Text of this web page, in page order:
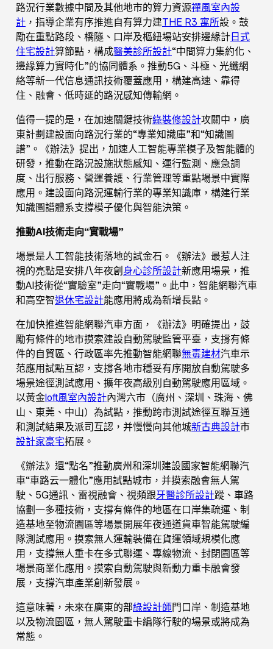
路況行業數據中間及其他地市的算力資源禪風室內設
計 ，指導企業有序推進自有算力建THE R3 寓所設。鼓
勵在重點路段、橋隧、口岸及樞紐場站安排邊緣計日式
住宅設計算節點，構成醫美診所設計“中間算力集約化、
邊緣算力實時化”的協同體系。推動5G、斗極、光纖網
絡等新一代信息通訊技術覆蓋應用，構建高速、靠得
住、融會、低時延的路況感知傳輸網。
值得一提的是，在加速關鍵技術綠裝修設計攻關中，廣
東計劃建設面向路況行業的“專業知識庫”和“知識圖
譜”。《辦法》提出，加速人工智能專業模子及智能體的
研發，推動在路況設施狀態感知、運行監測、應急調
度、出行服務、營運養護、行業管理等重點場景中實際
應用。建設面向路況運輸行業的專業知識庫，構建行業
知識圖譜體系支撐模子優化與智能決策。
推動AI技術走向“實戰場”
場景是人工智能技術落地的試金石。《辦法》最惹人注
視的亮點是安排八年夜創身心診所設計新應用場景，推
動AI技術從“實驗室”走向“實戰場”。此中，智能網聯汽車
和高空智退休宅設計能應用將成為新增長點。
在加快推進智能網聯汽車方面，《辦法》明確提出，鼓
勵有條件的地市摸索建設自動駕駛監管平臺，支撐有條
件的自貿區、行政區率先推動智能網聯無毒建材汽車示
范應用試點互認，支撐各地市穩妥有序開放自動駕駛多
場景途徑測試應用、擴年夜高級別自動駕駛應用區域。
以黃金loft風室內設計內灣六市（廣州、深圳、珠海、佛
山、東莞、中山）為試點，推動跨市測試途徑互聯互通
和測試結果及派司互認，并慢慢向其他城新古典設計市
設計家豪宅拓展。
《辦法》還“點名”推動廣州和深圳建設國家智能網聯汽
車“車路云一體化”應用試點城市，并摸索融會無人駕
駛、5G通訊、雷視融會、視頻跟牙醫診所設計蹤、車路
協劃一多種技術，支撐有條件的地區在口岸集疏運、制
造基地至物流園區等場景開展年夜通道貨車智能駕駛編
隊測試應用。摸索無人運輸裝備在貨運領域規模化應
用，支撐無人重卡在多式聯運、專線物流、封閉園區等
場景商業化應用。摸索自動駕駛與新動力重卡融會發
展，支撐汽車產業創新發展。
這意味著，未來在廣東的部綠設計師門口岸、制造基地
以及物流園區，無人駕駛重卡編隊行駛的場景或將成為
常態。